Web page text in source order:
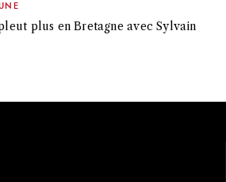
plus en Bretagne avec Sylvain